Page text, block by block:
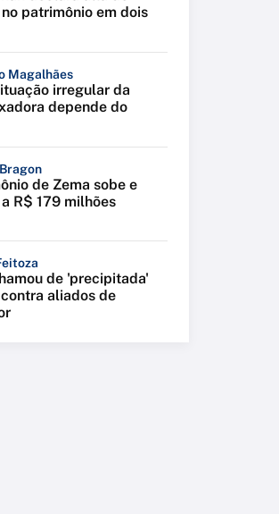
patrimônio em dois
Magalhães
irregular da
depende do
de Zema sobe e
R$ 179 milhões
de 'precipitada'
aliados de